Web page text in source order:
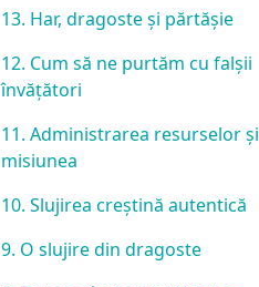
13. Har, dragoste și părtășie
12. Cum să ne purtăm cu falșii
învățători
11. Administrarea resurselor și
misiunea
10. Slujirea creștină autentică
9. O slujire din dragoste